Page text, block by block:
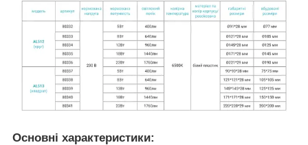
Основні характеристики: